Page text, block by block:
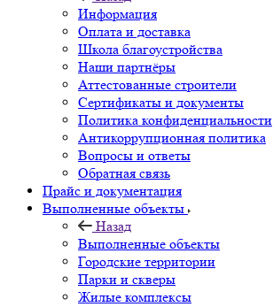
Информация
Оплата и доставка
Школа благоустройства
Наши партнёры
Аттестованные строители
Сертификаты и документы
Политика конфиденциальности
Антикоррупционная политика
Вопросы и ответы
Обратная связь
Прайс и документация
Выполненные объекты
Назад
Выполненные объекты
Городские территории
Парки и скверы
Жилые комплексы